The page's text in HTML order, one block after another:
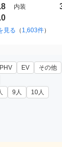
12） 1997
内装
見る （ 1,603件）
PHV EV その他
9人
10人